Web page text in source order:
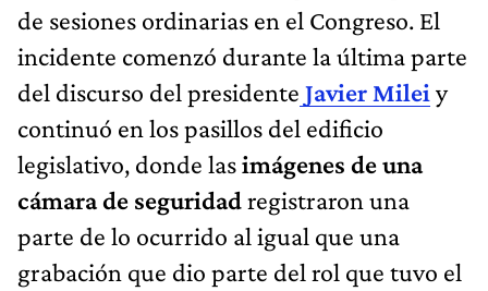
de sesiones ordinarias en el Congreso. El
incidente comenzó durante la última parte
del discurso del presidente Javier Milei y
continuó en los pasillos del edificio
legislativo, donde lasimágenes de una
cámara de seguridadregistraron una
parte de lo ocurrido al igual que una
grabación que dio parte del rol que tuvo el